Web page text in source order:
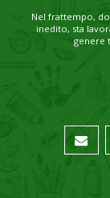
Nel frattempo,
inedito, sta
genere